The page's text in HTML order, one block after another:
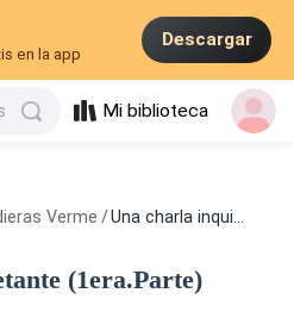
en la app
Descargar
Mi biblioteca
Verme /Una charla inquietante (1era.Parte)
(1era.Parte)